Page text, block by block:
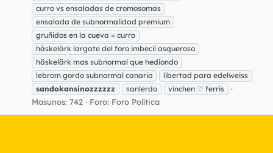
curro vs ensaladas de cromosomas
ensalada de subnormalidad premium
gruñidos en la cueva = curro
häskelärk largate del foro imbecil asqueroso
häskelärk mas subnormal que hediondo
lebrom gordo subnormal canario
libertad para edelweiss
sandokansinozzzzzz
sanlerdo vinchen ♡ ferris
Masunos: 742 Foro: Foro Política